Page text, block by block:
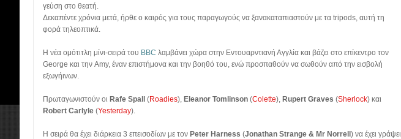
γεύση στο θεατή.
Δεκαπέντε χρόνια μετά, ήρθε ο καιρός για τους παραγωγούς να ξανακαταπιαστούν με τα tripods, αυτή τη
φορά τηλεοπτικά.
Η νέα ομότιτλη μίνι-σειρά του BBC λαμβάνει χώρα στην Εντουαρντιανή Αγγλία και βάζει στο επίκεντρο τον
George και την Amy, έναν επιστήμονα και την βοηθό του, ενώ προσπαθούν να σωθούν από την εισβολή
εξωγήινων.
Πρωταγωνιστούν οι Rafe Spall (Roadies), Eleanor Tomlinson (Colette), Rupert Graves (Sherlock) και
Robert Carlyle (Yesterday).
Η σειρά θα έχει διάρκεια 3 επεισοδίων με τον Peter Harness (Jonathan Strange & Mr Norrell) να έχει γράψει